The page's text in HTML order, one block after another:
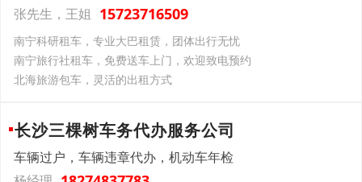
张先生，王姐 15723716509
南宁科研租车，专业大巴租赁，团体出行无忧
南宁旅行社租车，免费送车上门，欢迎致电预约
北海旅游包车，灵活的出租方式
长沙三棵树车务代办服务公司
车辆过户，车辆违章代办，机动车年检